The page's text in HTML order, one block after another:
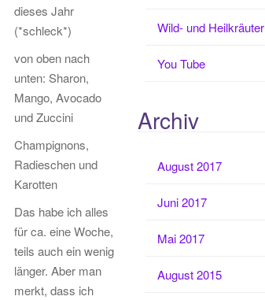
dieses Jahr
(*schleck*)
von oben nach
unten: Sharon,
Mango, Avocado
und Zuccini
Champignons,
Radieschen und
Karotten
Das habe ich alles
für ca. eine Woche,
teils auch ein wenig
länger. Aber man
merkt, dass ich
Wild- und Heilkräuter
You Tube
Archiv
August 2017
Juni 2017
Mai 2017
August 2015